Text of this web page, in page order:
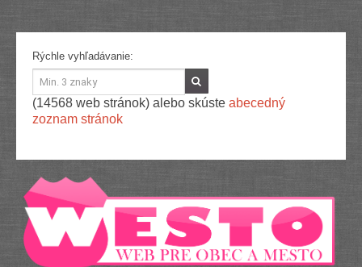
Výpočtová technika
Výroba
Vzdelávanie
Zábava, voľný čas
Zdravie a krása
Združenia
PR články
Pridať nový PR článok
Pridať stránku
Kontakt
Rýchle vyhľadávanie:
(14568 web stránok) alebo skúste abecedný
zoznam stránok